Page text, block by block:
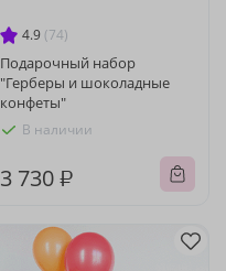
4.9 (74)
Подарочный набор
"Герберы и шоколадные
конфеты"
В наличии
3 730 ₽